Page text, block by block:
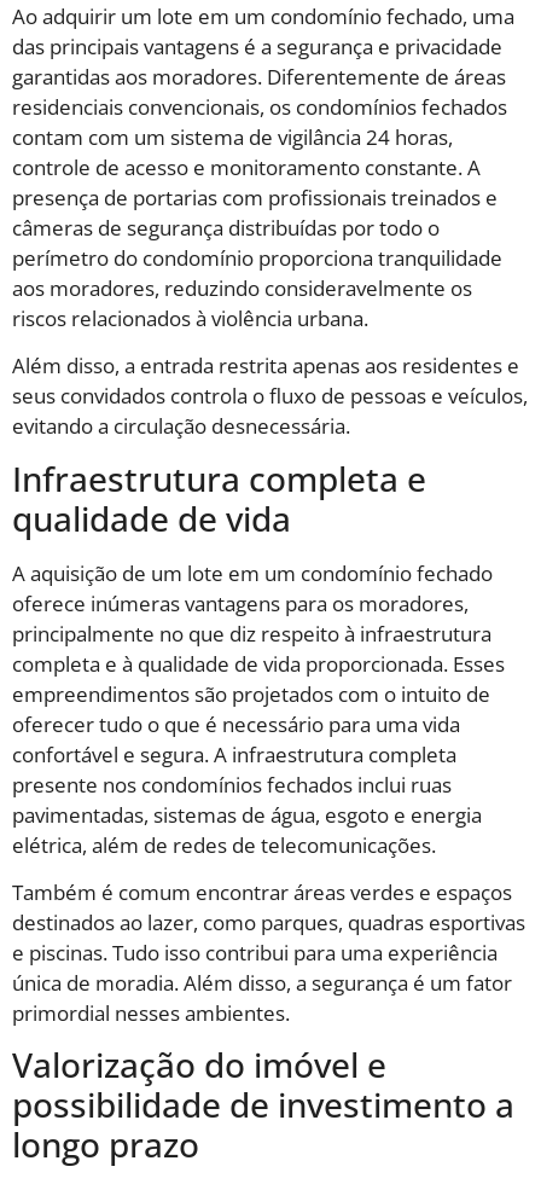
Ao adquirir um lote em um condomínio fechado, uma
das principais vantagens é a segurança e privacidade
garantidas aos moradores. Diferentemente de áreas
residenciais convencionais, os condomínios fechados
contam com um sistema de vigilância 24 horas,
controle de acesso e monitoramento constante. A
presença de portarias com profissionais treinados e
câmeras de segurança distribuídas por todo o
perímetro do condomínio proporciona tranquilidade
aos moradores, reduzindo consideravelmente os
riscos relacionados à violência urbana.
Além disso, a entrada restrita apenas aos residentes e
seus convidados controla o fluxo de pessoas e veículos,
evitando a circulação desnecessária.
Infraestrutura completa e
qualidade de vida
A aquisição de um lote em um condomínio fechado
oferece inúmeras vantagens para os moradores,
principalmente no que diz respeito à infraestrutura
completa e à qualidade de vida proporcionada. Esses
empreendimentos são projetados com o intuito de
oferecer tudo o que é necessário para uma vida
confortável e segura. A infraestrutura completa
presente nos condomínios fechados inclui ruas
pavimentadas, sistemas de água, esgoto e energia
elétrica, além de redes de telecomunicações.
Também é comum encontrar áreas verdes e espaços
destinados ao lazer, como parques, quadras esportivas
e piscinas. Tudo isso contribui para uma experiência
única de moradia. Além disso, a segurança é um fator
primordial nesses ambientes.
Valorização do imóvel e
possibilidade de investimento a
longo prazo